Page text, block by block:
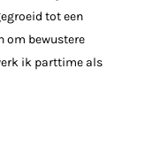
tot een
om bewustere
ik parttime als